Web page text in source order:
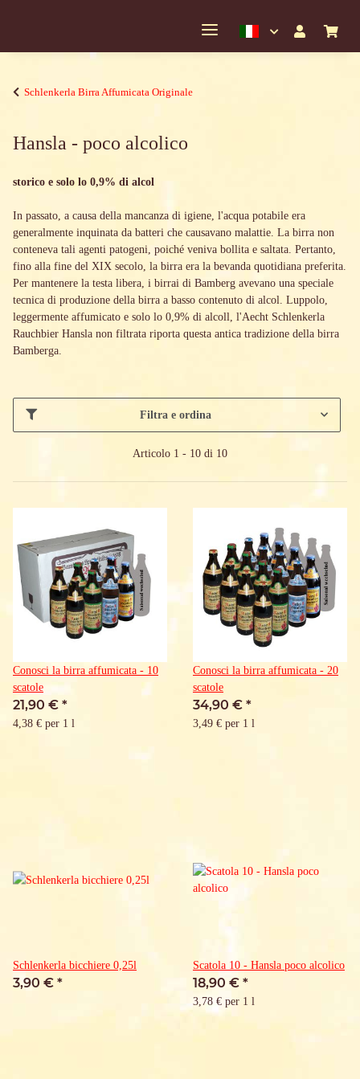
Schlenkerla Birra Affumicata Originale
Hansla - poco alcolico
storico e solo lo 0,9% di alcol
In passato, a causa della mancanza di igiene, l'acqua potabile era
generalmente inquinata da batteri che causavano malattie. La birra non
conteneva tali agenti patogeni, poiché veniva bollita e saltata. Pertanto,
fino alla fine del XIX secolo, la birra era la bevanda quotidiana preferita.
Per mantenere la testa libera, i birrai di Bamberg avevano una speciale
tecnica di produzione della birra a basso contenuto di alcol. Luppolo,
leggermente affumicato e solo lo 0,9% di alcoll, l'Aecht Schlenkerla
Rauchbier Hansla non filtrata riporta questa antica tradizione della birra
Bamberga.
Filtra e ordina
Articolo 1 - 10 di 10
Conosci la birra affumicata - 10
scatole
21,90 € *
4,38 € per 1 l
Conosci la birra affumicata - 20
scatole
34,90 € *
3,49 € per 1 l
Schlenkerla bicchiere 0,25l
3,90 € *
Scatola 10 - Hansla poco alcolico
18,90 € *
3,78 € per 1 l